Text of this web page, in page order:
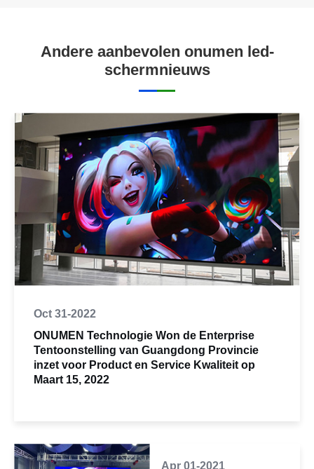
Andere aanbevolen onumen led-
schermnieuws
Oct 31-2022
ONUMEN Technologie Won de Enterprise
Tentoonstelling van Guangdong Provincie
inzet voor Product en Service Kwaliteit op
Maart 15, 2022
Apr 01-2021